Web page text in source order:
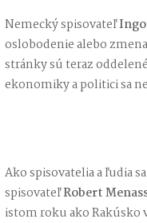
Nemecký spisovateľIngo
oslobodenie alebo
stránky sú teraz
ekonomiky a politici sa
Ako spisovatelia a ľudia
spisovateľRobert
istom roku ako Rakúsko